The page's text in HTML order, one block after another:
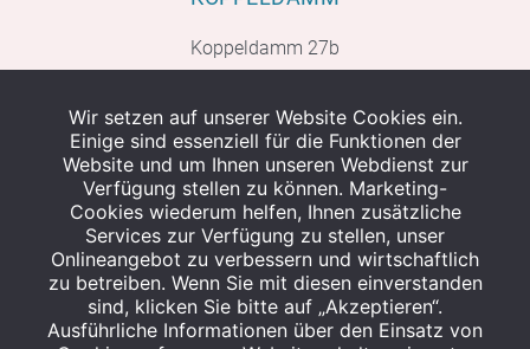
Koppeldamm 27b
ÖFFNUNGSZEITEN
Montag bis Freitag
08:00 bis 19:00 Uhr
Samstag
08:00 bis 19:00 Uhr
Wir setzen auf unserer Website Cookies ein.
Einige sind essenziell für die Funktionen der
Website und um Ihnen unseren Webdienst zur
Verfügung stellen zu können. Marketing-
Cookies wiederum helfen, Ihnen zusätzliche
Services zur Verfügung zu stellen, unser
Onlineangebot zu verbessern und wirtschaftlich
zu betreiben. Wenn Sie mit diesen einverstanden
sind, klicken Sie bitte auf „Akzeptieren“.
Ausführliche Informationen über den Einsatz von